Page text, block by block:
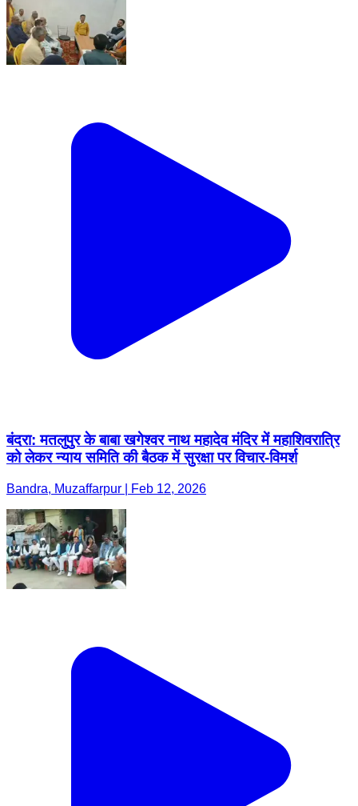
बंदरा: मतलुपुर के बाबा खगेश्वर नाथ महादेव मंदिर में महाशिवरात्रि
को लेकर न्याय समिति की बैठक में सुरक्षा पर विचार-विमर्श
Bandra, Muzaffarpur | Feb 12, 2026